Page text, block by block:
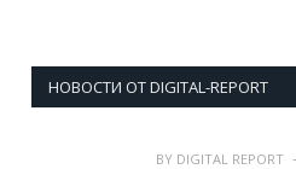
НОВОСТИ ОТ DIGITAL-REPORT
BY DIGITAL REPORT